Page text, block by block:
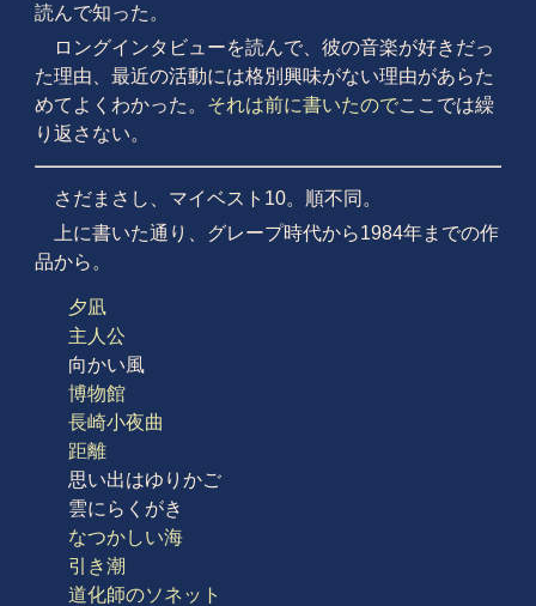
読んで知った。
ロングインタビューを読んで、彼の音楽が好きだっ
た理由、最近の活動には格別興味がない理由があらた
めてよくわかった。 それは前に書いたのでここでは繰
り返さない。
さだまさし、マイベスト10。順不同。
上に書いた通り、グレープ時代から1984年までの作
品から。
夕凪
主人公
向かい風
博物館
長崎小夜曲
距離
思い出はゆりかご
雲にらくがき
なつかしい海
引き潮
道化師のソネット